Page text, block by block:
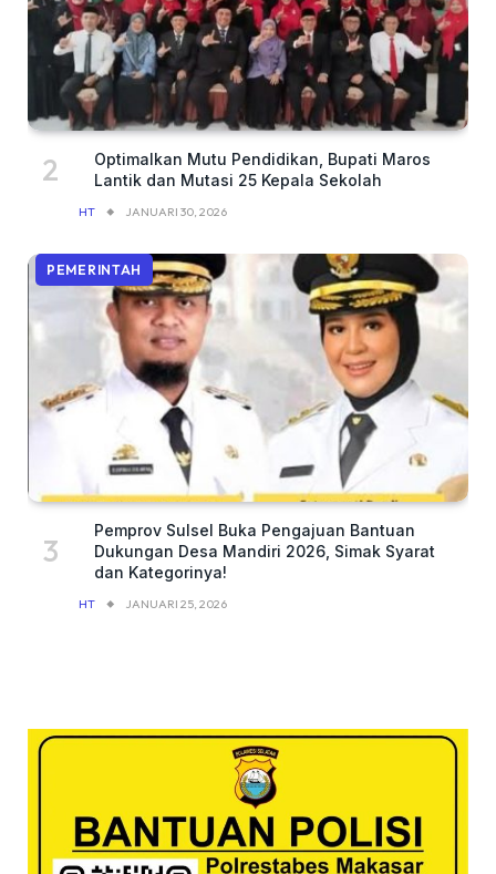
Optimalkan Mutu Pendidikan, Bupati Maros
Lantik dan Mutasi 25 Kepala Sekolah
HT JANUARI 30, 2026
PEMERINTAH
Pemprov Sulsel Buka Pengajuan Bantuan
Dukungan Desa Mandiri 2026, Simak Syarat
dan Kategorinya!
HT JANUARI 25, 2026